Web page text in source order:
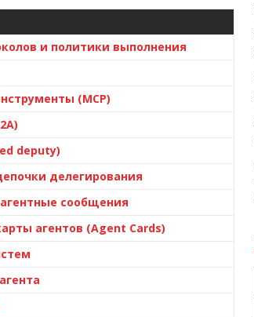
и политики выполнения
(MCP)
deputy)
делегирования
сообщения
агентов (Agent Cards)